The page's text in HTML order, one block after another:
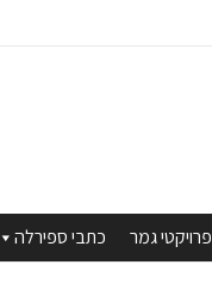
פרויקטי גמר כתבי ספירלה